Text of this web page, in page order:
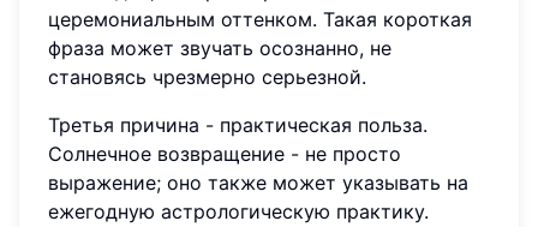
церемониальным оттенком. Такая короткая
фраза может звучать осознанно, не
становясь чрезмерно серьезной.
Третья причина - практическая польза.
Солнечное возвращение - не просто
выражение; оно также может указывать на
ежегодную астрологическую практику.